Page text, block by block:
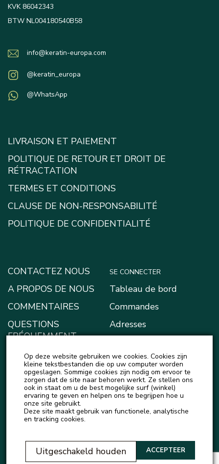
KVK 86042343
BTW NL004180540B58
info@keratin-europa.com
@keratin_europa
@WhatsApp
LIVRAISON ET PAIEMENT
POLITIQUE DE RETOUR ET DROIT DE
RÉTRACTATION
TERMES ET CONDITIONS
CLAUSE DE NON-RESPONSABILITÉ
POLITIQUE DE CONFIDENTIALITÉ
CONTACTEZ NOUS
A PROPOS DE NOUS
COMMENTAIRES
QUESTIONS
FRÉQUEMMENT
BLOG
ACTUALITÉS
SE CONNECTER
Tableau de bord
Commandes
Adresses
Mon portefeuille
Account details
Logout
Op deze website gebruiken we cookies. Cookies zijn
kleine tekstbestanden die op uw computer worden
opgeslagen. Sommige cookies zijn nodig om ervoor te
zorgen dat de site naar behoren werkt. Ze stellen ons
ook in staat om u de best mogelijke surf (winkel)
ervaring te geven en helpen ons te begrijpen hoe u
onze site gebruikt.
Deze site maakt gebruik van functionele, analytische
en tracking cookies.
ACCEPTEER
Uitgeschakeld houden